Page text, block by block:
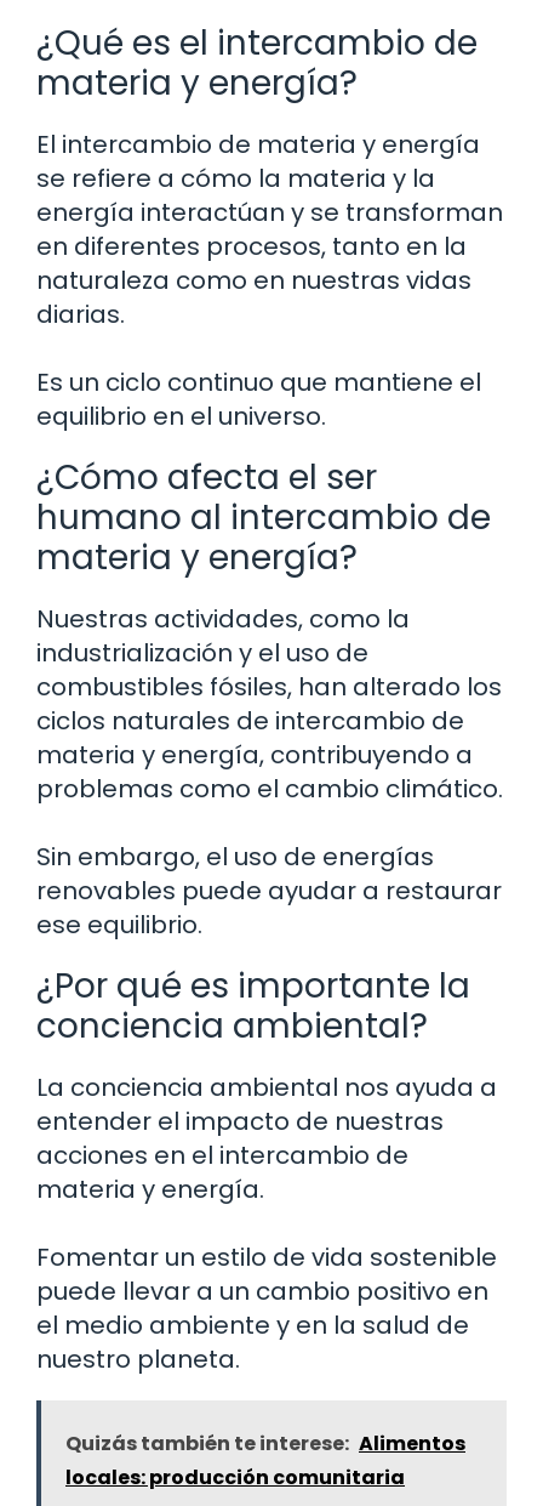
¿Qué es el intercambio de
materia y energía?
El intercambio de materia y energía
se refiere a cómo la materia y la
energía interactúan y se transforman
en diferentes procesos, tanto en la
naturaleza como en nuestras vidas
diarias.
Es un ciclo continuo que mantiene el
equilibrio en el universo.
¿Cómo afecta el ser
humano al intercambio de
materia y energía?
Nuestras actividades, como la
industrialización y el uso de
combustibles fósiles, han alterado los
ciclos naturales de intercambio de
materia y energía, contribuyendo a
problemas como el cambio climático.
Sin embargo, el uso de energías
renovables puede ayudar a restaurar
ese equilibrio.
¿Por qué es importante la
conciencia ambiental?
La conciencia ambiental nos ayuda a
entender el impacto de nuestras
acciones en el intercambio de
materia y energía.
Fomentar un estilo de vida sostenible
puede llevar a un cambio positivo en
el medio ambiente y en la salud de
nuestro planeta.
Quizás también te interese: Alimentos
locales: producción comunitaria